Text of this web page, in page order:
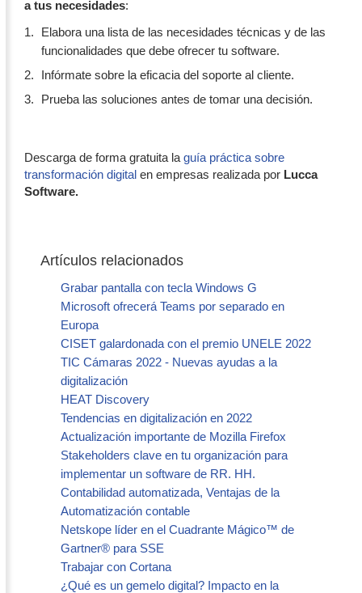
a tus necesidades:
Elabora una lista de las necesidades técnicas y de las
funcionalidades que debe ofrecer tu software.
Infórmate sobre la eficacia del soporte al cliente.
Prueba las soluciones antes de tomar una decisión.
Descarga de forma gratuita laguía práctica sobre
transformación digital en empresas realizada por Lucca
Software.
Artículos relacionados
Grabar pantalla con tecla Windows G
Microsoft ofrecerá Teams por separado en
Europa
CISET galardonada con el premio UNELE 2022
TIC Cámaras 2022 - Nuevas ayudas a la
digitalización
HEAT Discovery
Tendencias en digitalización en 2022
Actualización importante de Mozilla Firefox
Stakeholders clave en tu organización para
implementar un software de RR. HH.
Contabilidad automatizada, Ventajas de la
Automatización contable
Netskope líder en el Cuadrante Mágico™ de
Gartner® para SSE
Trabajar con Cortana
¿Qué es un gemelo digital? Impacto en la